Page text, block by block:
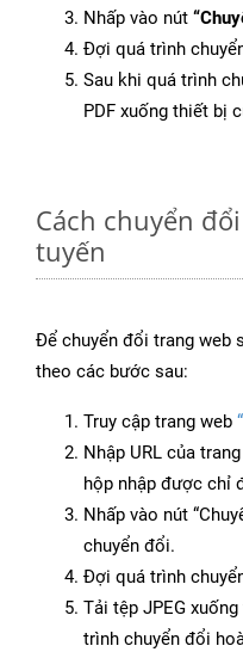
Nhấp vào nút
Đợi quá trình
Sau khi quá trình
PDF xuống thiết bị
Cách chuyển đổi
tuyến
Để chuyển đổi trang web
theo các bước sau:
Truy cập trang web
Nhập URL của
hộp nhập được chỉ
Nhấp vào nút
chuyển đổi.
Đợi quá trình
Tải tệp JPEG
trình chuyển đổi